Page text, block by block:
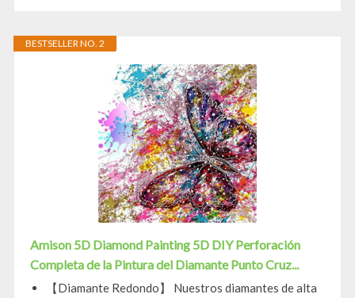
BESTSELLER NO. 2
Amison 5D Diamond Painting 5D DIY Perforación
Completa de la Pintura del Diamante Punto Cruz...
【Diamante Redondo】 Nuestros diamantes de alta